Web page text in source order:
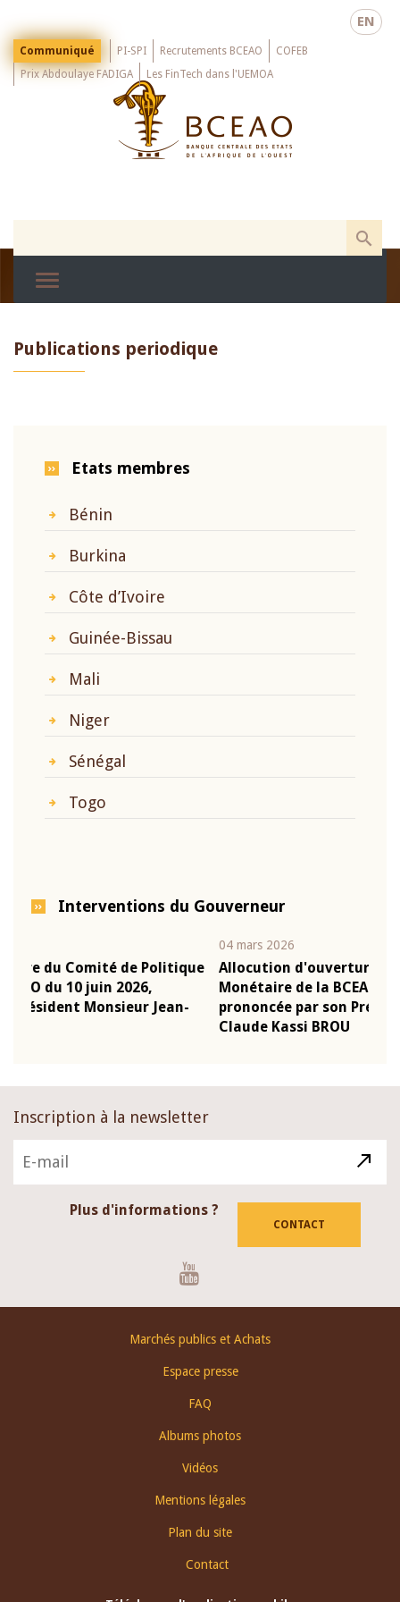
main
EN
Menu
Top
Communiqué PI-SPI Recrutements BCEAO
COFEB
Prix Abdoulaye FADIGA
Les FinTech dans l'UEMOA
Publications periodique
Etats membres
Bénin
Burkina
Côte d’Ivoire
Guinée-Bissau
Mali
Niger
Sénégal
Togo
Interventions du Gouverneur
Allocution d'ouverture du Comité de Politique
Monétaire de la BCEAO du 4 mars 2026,
prononcée par son Président Monsieur Jean-
Inscription à la newsletter
Plus d'informations ?
CONTACT
Marchés publics et Achats
Espace presse
FAQ
Albums photos
Vidéos
Mentions légales
Plan du site
Contact